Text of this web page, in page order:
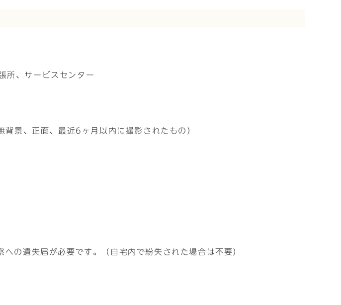
所、サービスセンター
景、正面、最近6ヶ月以内に撮影されたもの）
の遺失届が必要です。（自宅内で紛失された場合は不要）